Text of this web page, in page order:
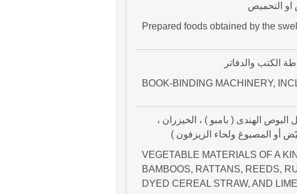
او التحميص
Prepared foods obtained by the
الكتب والدفاتر
BOOK-BINDING MACHINERY,
الهندى ( بامبو ) ، الخيزران ،
أو المصبوغ ولحاء الزيزفون )
VEGETABLE MATERIALS OF A
BAMBOOS, RATTANS, REEDS,
DYED CEREAL STRAW, AND